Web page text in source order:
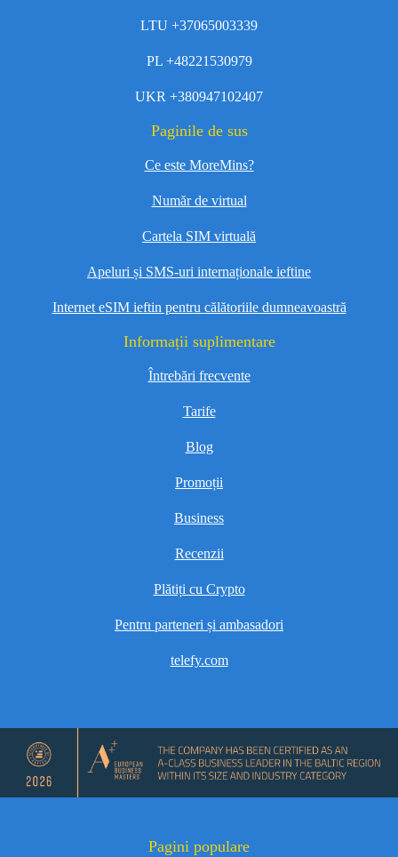
LTU +37065003339
PL +48221530979
UKR +380947102407
Paginile de sus
Ce este MoreMins?
Număr de virtual
Cartela SIM virtuală
Apeluri și SMS-uri internaționale ieftine
Internet eSIM ieftin pentru călătoriile dumneavoastră
Informații suplimentare
Întrebări frecvente
Tarife
Blog
Promoții
Business
Recenzii
Plătiți cu Crypto
Pentru parteneri și ambasadori
telefy.com
Pagini populare